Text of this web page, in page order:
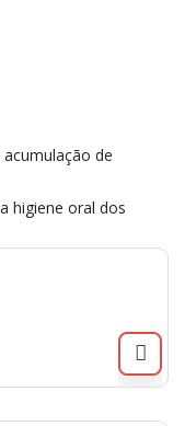
de
higiene oral dos